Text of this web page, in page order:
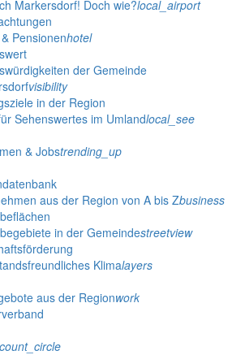
Markersdorf! Doch wie?local_airport
Pensionenhotel
der Gemeinde
visibility
in der Region
Sehenswertes im Umlandlocal_see
& Jobstrending_up
aus der Region von A bis Zbusiness
in der Gemeindestreetview
Klimalayers
aus der Regionwork